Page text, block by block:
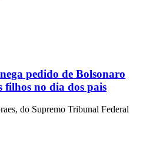
pedido de Bolsonaro
filhos no dia dos pais
do Supremo Tribunal Federal